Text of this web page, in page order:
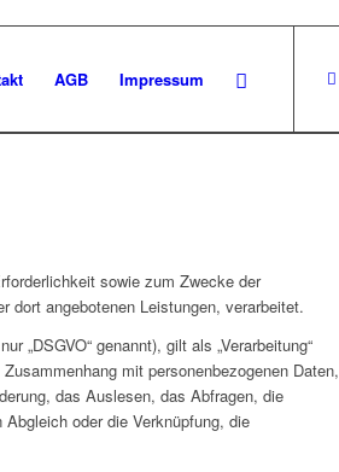
AGB Impressum
sowie zum Zwecke der
dort angebotenen Leistungen, verarbeitet.
„DSGVO“ genannt), gilt als „Verarbeitung“
mit personenbezogenen Daten,
das Auslesen, das Abfragen, die
oder die Verknüpfung, die